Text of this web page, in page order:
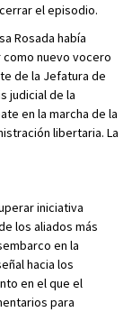
el episodio.
Rosada había
como nuevo vocero
de la Jefatura de
judicial de la
en la marcha de la
libertaria. La
iniciativa
los aliados más
en la
hacia los
en el que el
para